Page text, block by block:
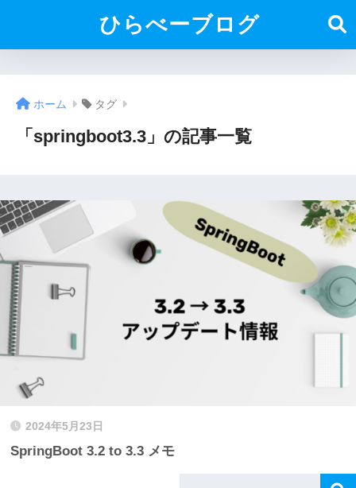
ひらべーブログ
ホーム タグ
「springboot3.3」の記事一覧
2024年5月23日
SpringBoot 3.2 to 3.3 メモ